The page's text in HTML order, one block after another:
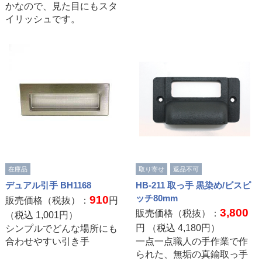
かなので、見た目にもスタ
イリッシュです。
在庫品
デュアル引手 BH1168
販売価格（税抜）： 910円
（税込 1,001円）
シンプルでどんな場所にも
合わせやすい引き手
取り寄せ 返品不可
HB-211 取っ手 黒染め/ビスピ
ッチ80mm
販売価格（税抜）：3,800
円 （税込4,180円）
一点一点職人の手作業で作
られた、無垢の真鍮取っ手